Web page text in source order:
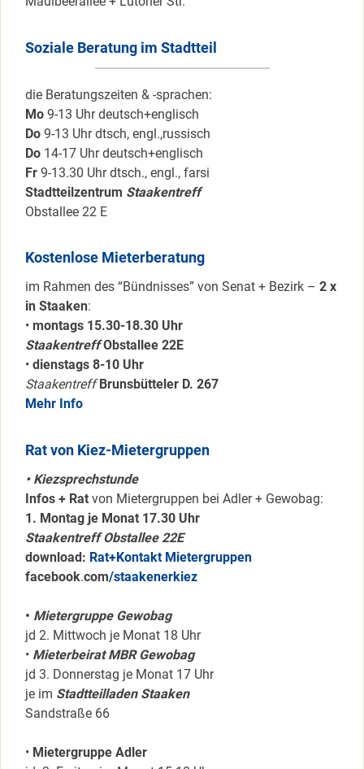
Soziale Beratung im Stadtteil
die Beratungszeiten & -sprachen:
Mo 9-13 Uhr deutsch+englisch
Do 9-13 Uhr dtsch, engl.,russisch
Do 14-17 Uhr deutsch+englisch
Fr 9-13.30 Uhr dtsch., engl., farsi
Stadtteilzentrum Staakentreff
Obstallee 22 E
Kostenlose Mieterberatung
im Rahmen des “Bündnisses” von Senat + Bezirk – 2 x
in Staaken:
• montags 15.30-18.30 Uhr
Staakentreff Obstallee 22E
• dienstags 8-10 Uhr
Staakentreff Brunsbütteler D. 267
Mehr Info
Rat von Kiez-Mietergruppen
• Kiezsprechstunde
Infos + Rat von Mietergruppen bei Adler + Gewobag:
1. Montag je Monat 17.30 Uhr
Staakentreff Obstallee 22E
download: Rat+Kontakt Mietergruppen
facebook.com/staakenerkiez
• Mietergruppe Gewobag
jd 2. Mittwoch je Monat 18 Uhr
• Mieterbeirat MBR Gewobag
jd 3. Donnerstag je Monat 17 Uhr
je im Stadtteilladen Staaken
Sandstraße 66
• Mietergruppe Adler